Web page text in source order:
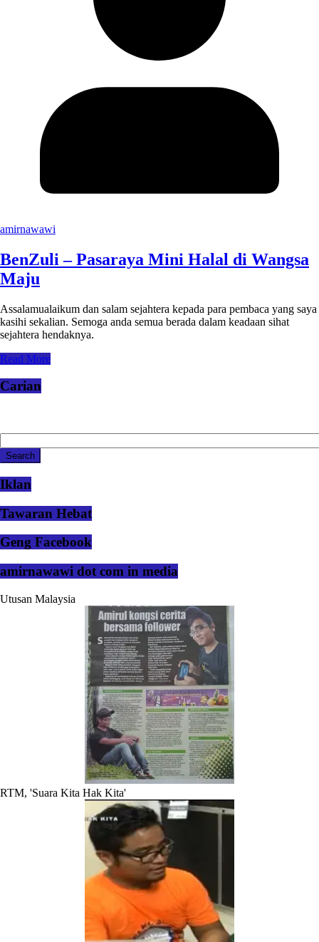
amirnawawi
BenZuli – Pasaraya Mini Halal di Wangsa
Maju
Assalamualaikum dan salam sejahtera kepada para pembaca yang saya
kasihi sekalian. Semoga anda semua berada dalam keadaan sihat
sejahtera hendaknya.
Read More
Carian
Iklan
Tawaran Hebat
Geng Facebook
amirnawawi dot com in media
Utusan Malaysia
RTM, 'Suara Kita Hak Kita'